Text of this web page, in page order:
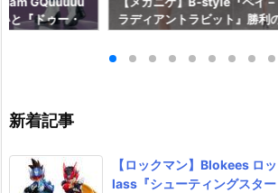
と『ドゥー・
ラディアントラビット』勝利
約【フリーイング】より2026
新着記事
【ロックマン】Blokees ロ
lass『シューティングスタ